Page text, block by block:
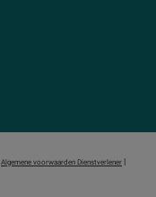
Algemene voorwaarden Dienstverlener |